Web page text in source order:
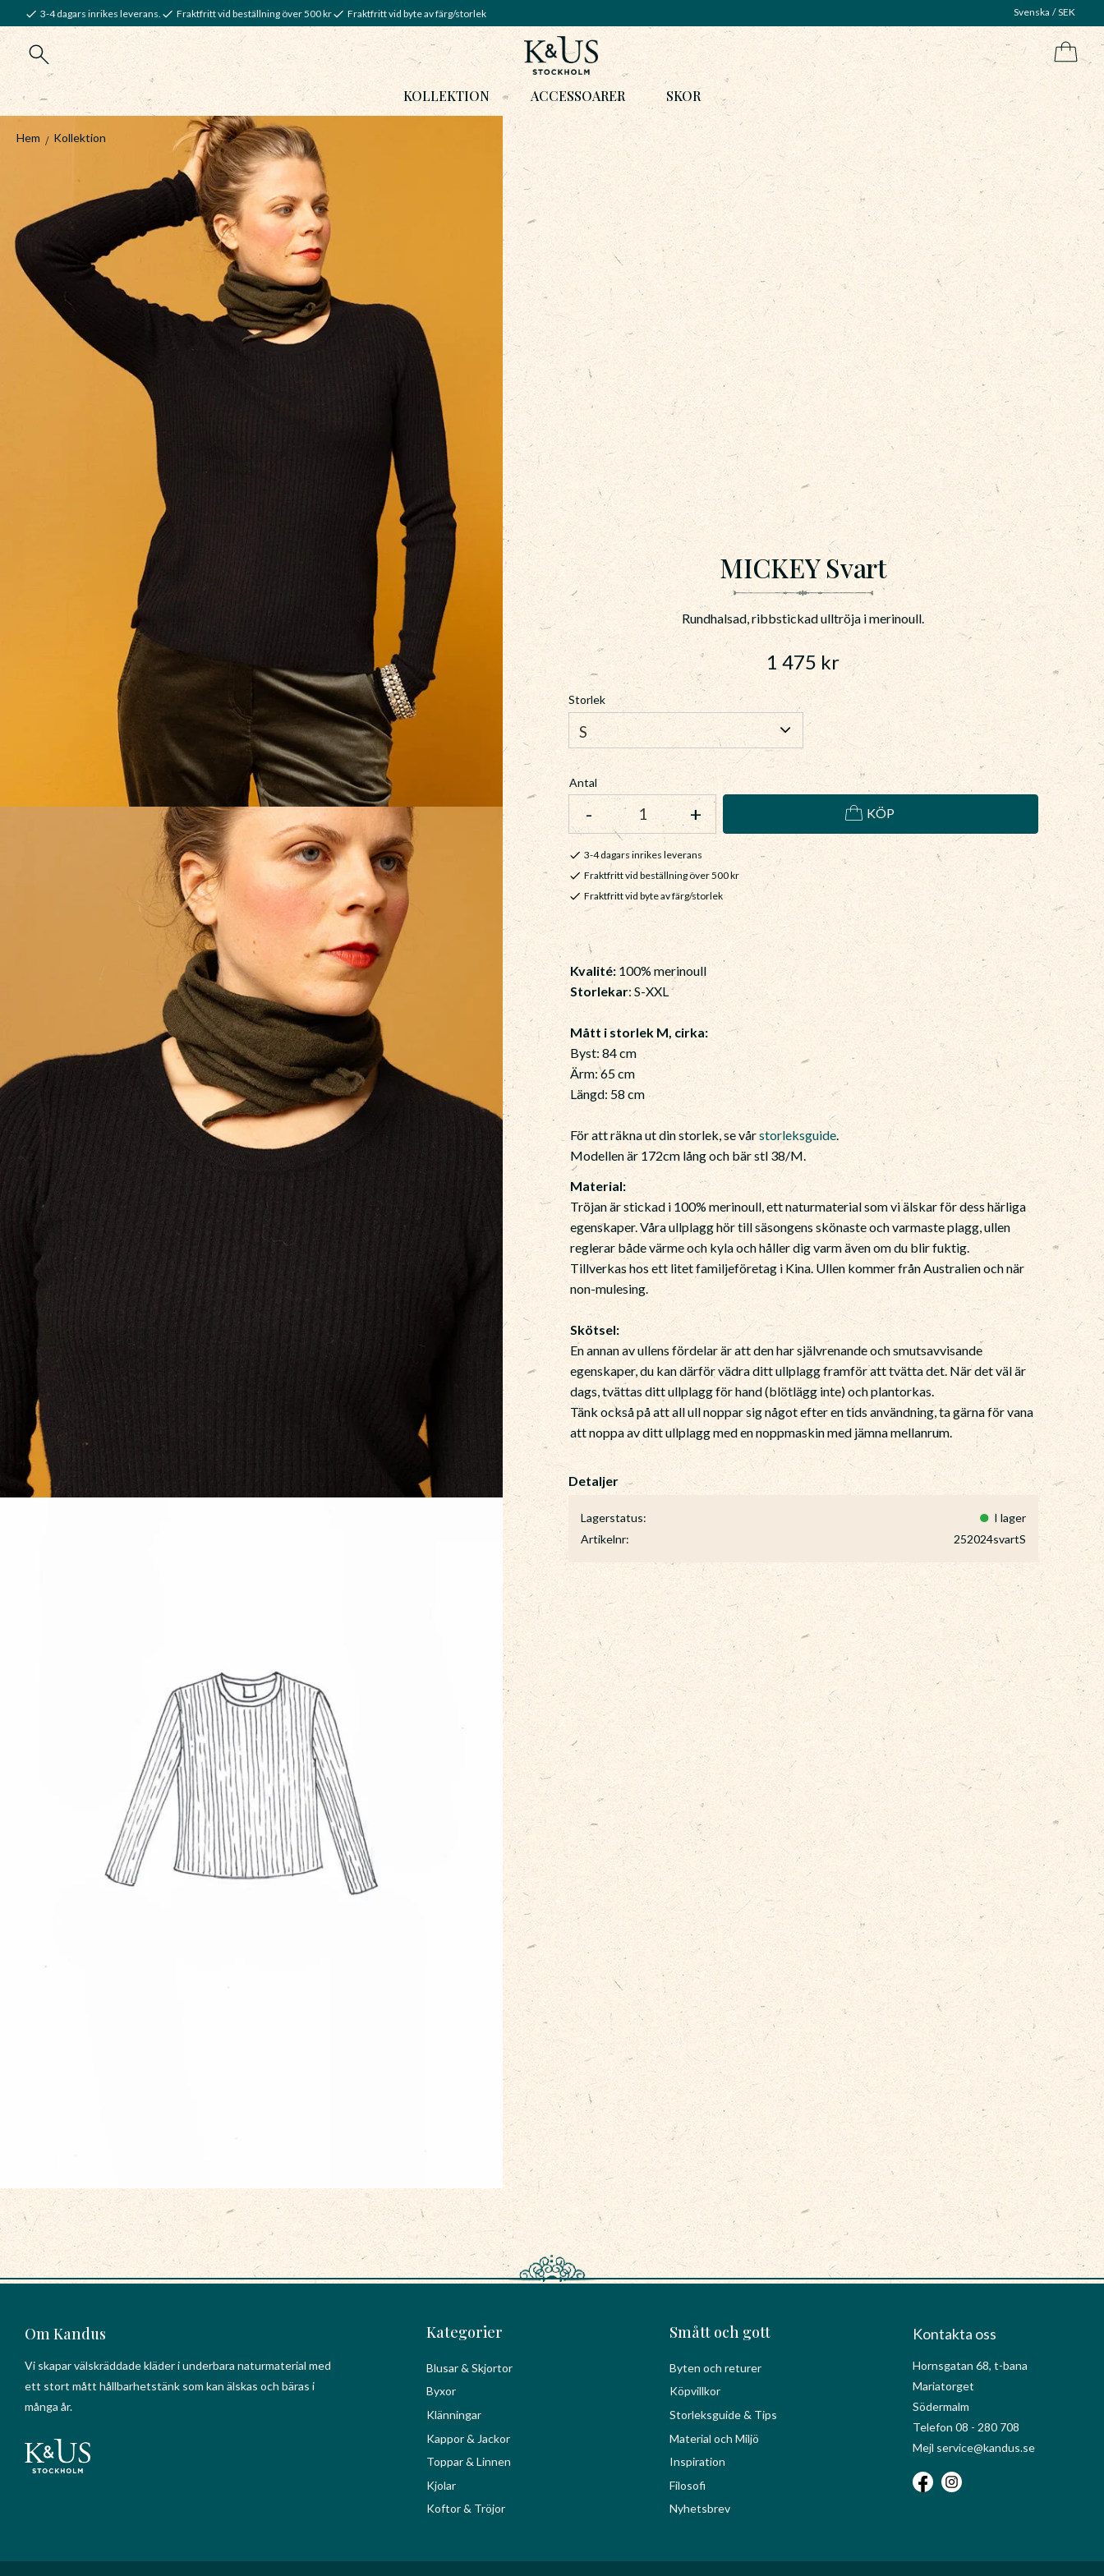
3-4 dagars inrikes leverans. Fraktfritt vid beställning över 500 kr Fraktfritt vid byte av färg/storlek
KOLLEKTION ACCESSOARER SKOR
Svenska SEK
Hem Kollektion
MICKEY Svart
Rundhalsad, ribbstickad ulltröja i merinoull.
1 475 kr
Storlek
Antal
+
- KÖP
3-4 dagars inrikes leverans
Fraktfritt vid beställning över 500 kr
Fraktfritt vid byte av färg/storlek
Lagerstatus
I lager
Artikelnr
252024svartS
Kvalité: 100% merinoull
Storlekar: S-XXL
Mått i storlek M, cirka:
Byst: 84 cm
Ärm: 65 cm
Längd: 58 cm
För att räkna ut din storlek, se vårstorleksguide.
Modellen är 172cm lång och bär stl 38/M.
Material:
Tröjan är stickad i 100% merinoull, ett naturmaterial som vi älskar för dess härliga
egenskaper. Våra ullplagg hör till säsongens skönaste och varmaste plagg, ullen
reglerar både värme och kyla och håller dig varm även om du blir fuktig.
Tillverkas hos ett litet familjeföretag i Kina. Ullen kommer från Australien och när
non-mulesing.
Skötsel:
En annan av ullens fördelar är att den har självrenande och smutsavvisande
egenskaper, du kan därför vädra ditt ullplagg framför att tvätta det. När det väl är
dags, tvättas ditt ullplagg för hand (blötlägg inte) och plantorkas.
Tänk också på att all ull noppar sig något efter en tids användning, ta gärna för vana
att noppa av ditt ullplagg med en noppmaskin med jämna mellanrum.
Om Kandus
Vi skapar välskräddade kläder i underbara naturmaterial med
ett stort mått hållbarhetstänk som kan älskas och bäras i
många år.
Kategorier
Blusar & Skjortor
Byxor
Klänningar
Kappor & Jackor
Toppar & Linnen
Kjolar
Koftor & Tröjor
Smått och gott
Byten och returer
Köpvillkor
Storleksguide & Tips
Material och Miljö
Inspiration
Filosofi
Nyhetsbrev
Kontakta oss
Hornsgatan 68, t-bana
Mariatorget
Södermalm
Telefon 08 - 280 708
Mejl service@kandus.se